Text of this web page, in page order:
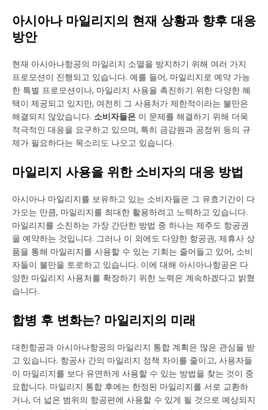
아시아나 마일리지의 현재 상황과 향후 대응
방안
현재 아시아나항공의 마일리지 소멸을 방지하기 위해 여러 가지
프로모션이 진행되고 있습니다. 예를 들어, 마일리지로 예약 가능
한 특별 프로모션이나, 마일리지 사용을 촉진하기 위한 다양한 혜
택이 제공되고 있지만, 여전히 그 사용처가 제한적이라는 불만은
해결되지 않았습니다. 소비자들은 이 문제를 해결하기 위해 더욱
적극적인 대응을 요구하고 있으며, 특히 금감원과 공정위 등의 규
제가 필요하다는 목소리도 나오고 있습니다.
마일리지 사용을 위한 소비자의 대응 방법
아시아나 마일리지를 보유하고 있는 소비자들은 그 유효기간이 다
가오는 만큼, 마일리지를 최대한 활용하려고 노력하고 있습니다.
마일리지를 소진하는 가장 간단한 방법 중 하나는 제주도 항공권
을 예약하는 것입니다. 그러나 이 외에도 다양한 항공권, 제휴사 상
품을 통해 마일리지를 사용할 수 있는 기회는 줄어들고 있어, 소비
자들이 불만을 토로하고 있습니다. 이에 대해 아시아나항공은 다
양한 마일리지 사용처를 확장하기 위한 노력은 계속하겠다고 밝혔
습니다.
합병 후 변화는? 마일리지의 미래
대한항공과 아시아나항공의 마일리지 통합 계획은 많은 관심을 받
고 있습니다. 항공사 간의 마일리지 정책 차이를 줄이고, 사용자들
이 마일리지를 보다 유연하게 사용할 수 있는 방법을 찾는 것이 중
요합니다. 마일리지 통합 후에는 한정된 마일리지를 서로 교환하
거나, 더 넓은 범위의 항공편에 사용할 수 있게 될 것으로 예상되지